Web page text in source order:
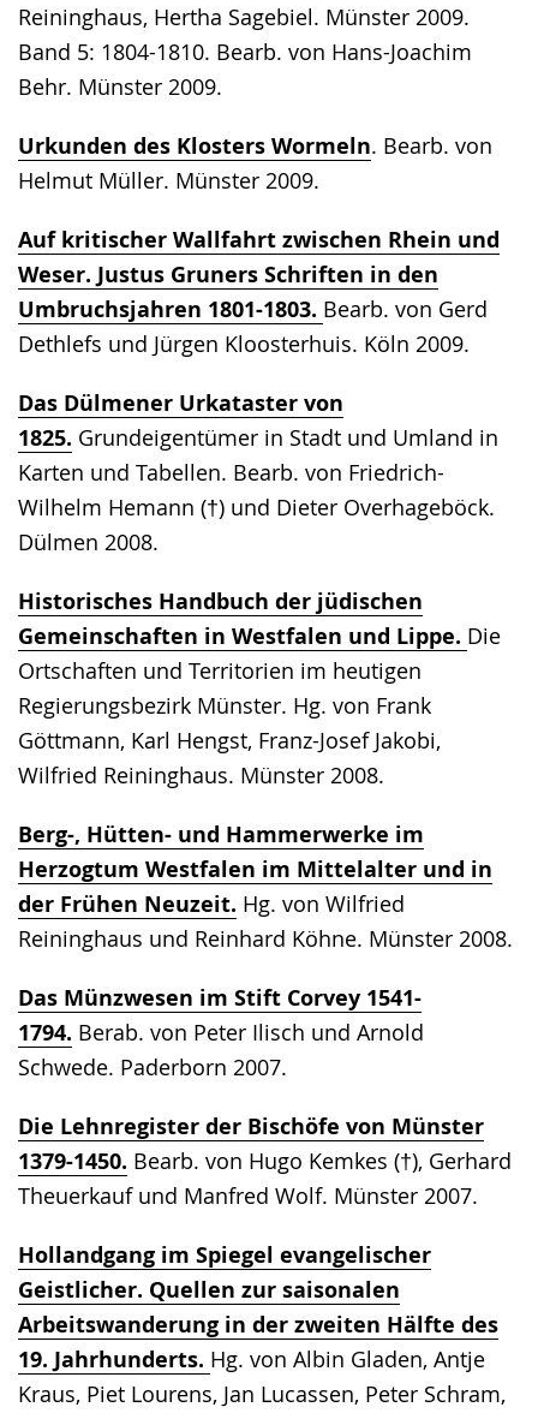
Reininghaus, Hertha Sagebiel. Münster 2009.
Band 5: 1804-1810. Bearb. von Hans-Joachim
Behr. Münster 2009.
Urkunden des Klosters Wormeln. Bearb. von
Helmut Müller. Münster 2009.
Auf kritischer Wallfahrt zwischen Rhein und
Weser. Justus Gruners Schriften in den
Umbruchsjahren 1801-1803. Bearb. von Gerd
Dethlefs und Jürgen Kloosterhuis. Köln 2009.
Das Dülmener Urkataster von
1825. Grundeigentümer in Stadt und Umland in
Karten und Tabellen. Bearb. von Friedrich-
Wilhelm Hemann (†) und Dieter Overhageböck.
Dülmen 2008.
Historisches Handbuch der jüdischen
Gemeinschaften in Westfalen und Lippe. Die
Ortschaften und Territorien im heutigen
Regierungsbezirk Münster. Hg. von Frank
Göttmann, Karl Hengst, Franz-Josef Jakobi,
Wilfried Reininghaus. Münster 2008.
Berg-, Hütten- und Hammerwerke im
Herzogtum Westfalen im Mittelalter und in
der Frühen Neuzeit. Hg. von Wilfried
Reininghaus und Reinhard Köhne. Münster 2008.
Das Münzwesen im Stift Corvey 1541-
1794. Berab. von Peter Ilisch und Arnold
Schwede. Paderborn 2007.
Die Lehnregister der Bischöfe von Münster
1379-1450. Bearb. von Hugo Kemkes (†), Gerhard
Theuerkauf und Manfred Wolf. Münster 2007.
Hollandgang im Spiegel evangelischer
Geistlicher. Quellen zur saisonalen
Arbeitswanderung in der zweiten Hälfte des
19. Jahrhunderts. Hg. von Albin Gladen, Antje
Kraus, Piet Lourens, Jan Lucassen, Peter Schram,